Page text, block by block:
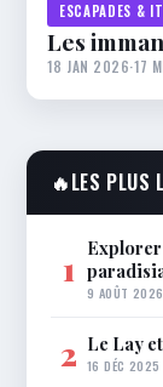
ESCAPADES &
Les
18 JAN 2026·17
🔥LES PLUS
1 Explorer
9 AOÛT 2026
2 Le Lay
16 DÉC 2025